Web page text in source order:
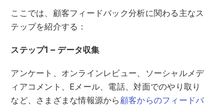
ここでは、顧客フィードバック分析に関わる主なス
テップを紹介する：
ステップ1 – データ収集
アンケート、オンラインレビュー、ソーシャルメデ
ィアコメント、Eメール、電話、対面でのやり取り
など、さまざまな情報源から 顧客からのフィードバ